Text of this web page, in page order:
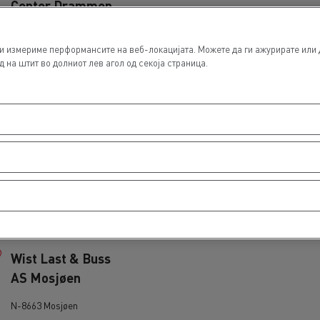
Center Drammen
Volvo Truck
AS Kristiansund
N-6520 Frei
Wist Last & Buss
AS Mosjøen
N-8663 Mosjøen
перформансите на веб-локацијата. Можете да ги ажурирате или
штит во долниот лев агол од секоја страница.